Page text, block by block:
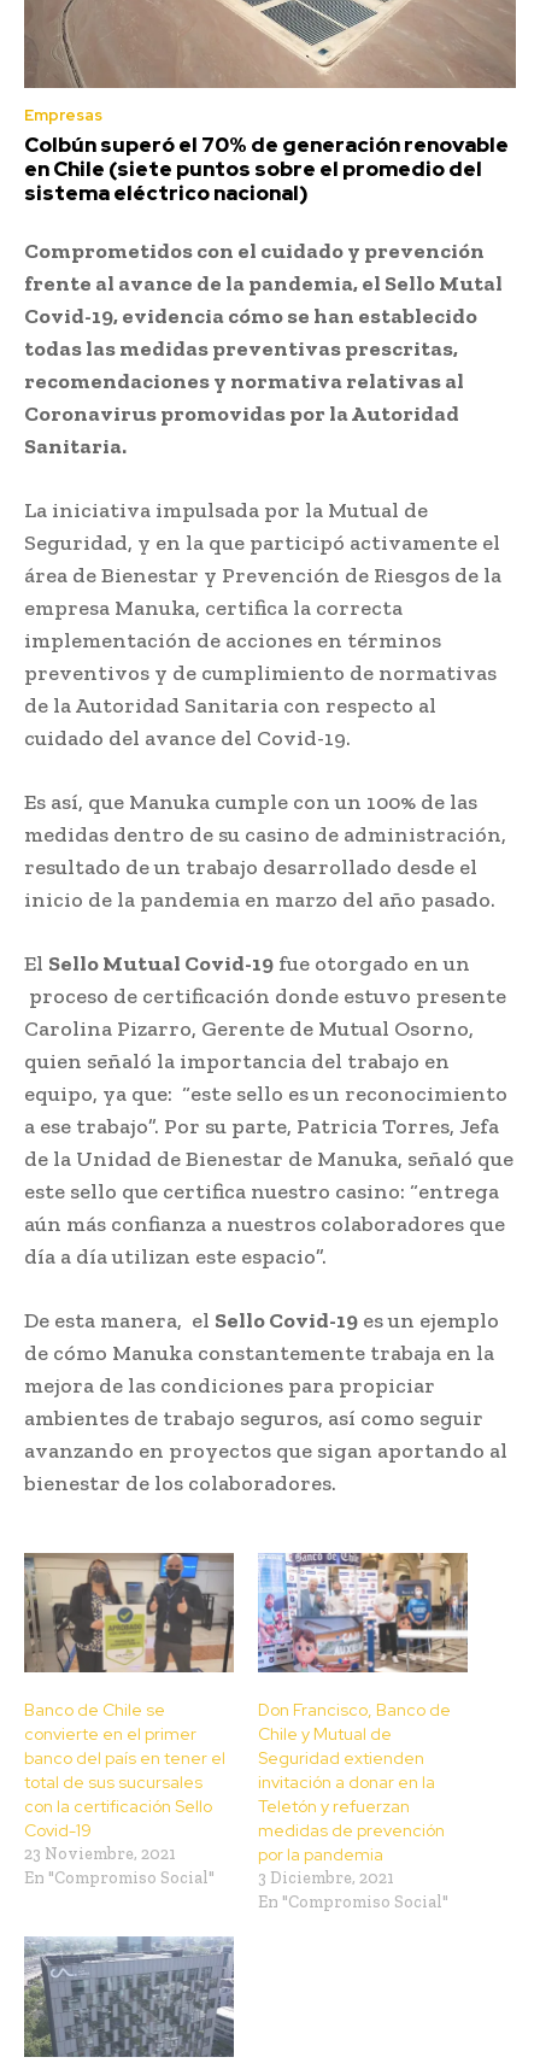
Empresas
Colbún superó el 70% de generación renovable
en Chile (siete puntos sobre el promedio del
sistema eléctrico nacional)
Comprometidos con el cuidado y prevención
frente al avance de la pandemia, el Sello Mutal
Covid-19, evidencia cómo se han establecido
todas las medidas preventivas prescritas,
recomendaciones y normativa relativas al
Coronavirus promovidas por la Autoridad
Sanitaria.
La iniciativa impulsada por la Mutual de
Seguridad, y en la que participó activamente el
área de Bienestar y Prevención de Riesgos de la
empresa Manuka, certifica la correcta
implementación de acciones en términos
preventivos y de cumplimiento de normativas
de la Autoridad Sanitaria con respecto al
cuidado del avance del Covid-19.
Es así, que Manuka cumple con un 100% de las
medidas dentro de su casino de administración,
resultado de un trabajo desarrollado desde el
inicio de la pandemia en marzo del año pasado.
El Sello Mutual Covid-19 fue otorgado en un
proceso de certificación donde estuvo presente
Carolina Pizarro, Gerente de Mutual Osorno,
quien señaló la importancia del trabajo en
equipo, ya que: “este sello es un reconocimiento
a ese trabajo”. Por su parte, Patricia Torres, Jefa
de la Unidad de Bienestar de Manuka, señaló que
este sello que certifica nuestro casino: “entrega
aún más confianza a nuestros colaboradores que
día a día utilizan este espacio”.
De esta manera, el Sello Covid-19 es un ejemplo
de cómo Manuka constantemente trabaja en la
mejora de las condiciones para propiciar
ambientes de trabajo seguros, así como seguir
avanzando en proyectos que sigan aportando al
bienestar de los colaboradores.
Banco de Chile se
convierte en el primer
banco del país en tener el
total de sus sucursales
con la certificación Sello
Covid-19
23 Noviembre, 2021
En "Compromiso Social"
Don Francisco, Banco de
Chile y Mutual de
Seguridad extienden
invitación a donar en la
Teletón y refuerzan
medidas de prevención
por la pandemia
3 Diciembre, 2021
En "Compromiso Social"